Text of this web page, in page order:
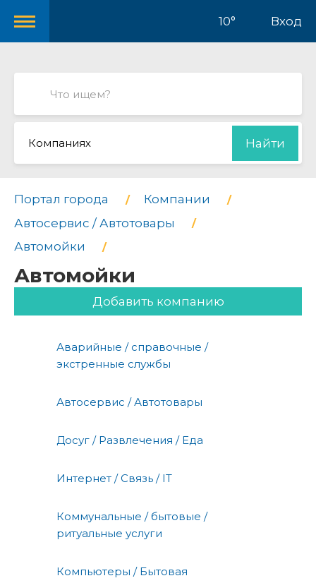
10° Вход
Компаниях Найти
Портал города
Компании
Автосервис / Автотовары
Автомойки
Автомойки
Добавить компанию
Аварийные / справочные /
экстренные службы
Автосервис / Автотовары
Досуг / Развлечения / Еда
Интернет / Связь / IT
Коммунальные / бытовые /
ритуальные услуги
Компьютеры / Бытовая